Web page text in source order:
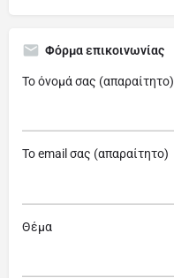
Φόρμα επικοινωνίας
Το όνομά σας (απαραίτητο)
Το email σας (απαραίτητο)
Θέμα